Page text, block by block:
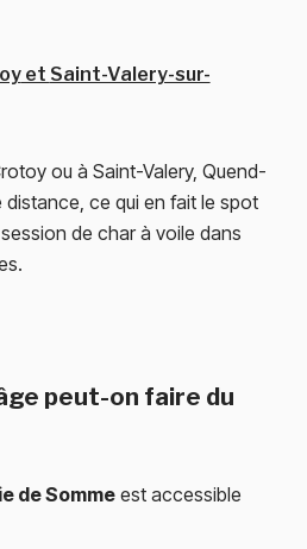
et Saint-Valery-sur-
ou à Saint-Valery, Quend-
ce qui en fait le spot
de char à voile dans
peut-on faire du
de Sommeest accessible